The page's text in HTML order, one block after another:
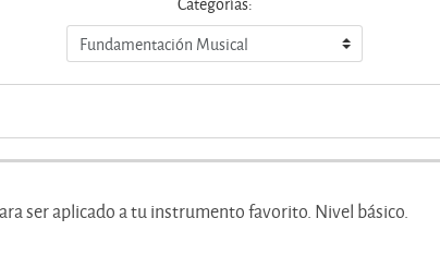
ser aplicado a tu instrumento favorito. Nivel básico.